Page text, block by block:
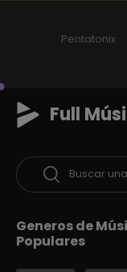
Pentatonix
Full
Buscar
Generos de
Populares